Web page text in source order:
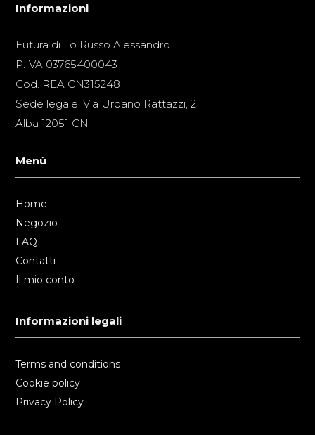
Informazioni
Futura di Lo Russo Alessandro
P.IVA 03765400043
Cod. REA CN315248
Sede legale: Via Urbano Rattazzi, 2
Alba 12051 CN
Menù
Home
Negozio
FAQ
Contatti
Il mio conto
Informazioni legali
Terms and conditions
Cookie policy
Privacy Policy